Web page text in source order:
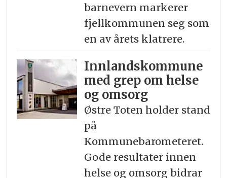
barnevern markerer
fjellkommunen seg som
en av årets klatrere.
Innlandskommune
med grep om helse
og omsorg
Østre Toten holder stand
på
Kommunebarometeret.
Gode resultater innen
helse og omsorg bidrar